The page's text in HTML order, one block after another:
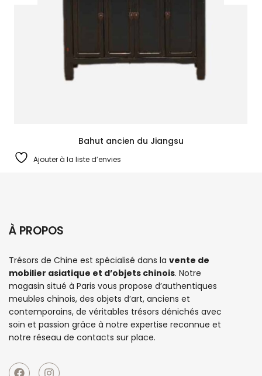
Bahut ancien du Jiangsu
Ajouter à la liste d’envies
À PROPOS
Trésors de Chine est spécialisé dans la vente de
mobilier asiatique et d’objets chinois. Notre
magasin situé à Paris vous propose d’authentiques
meubles chinois, des objets d’art, anciens et
contemporains, de véritables trésors dénichés avec
soin et passion grâce à notre expertise reconnue et
notre réseau de contacts sur place.